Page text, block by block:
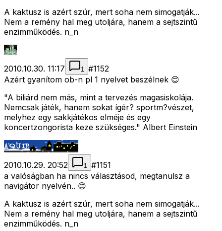
A kaktusz is azért szúr, mert soha nem simogatják...
Nem a remény hal meg utoljára, hanem a sejtszintű
enzimműködés. n_n
2010.10.30. 11:17 1 #1152
Azért gyanítom ob-n pl 1 nyelvet beszélnek 😊
"A biliárd nem más, mint a tervezés magasiskolája.
Nemcsak játék, hanem sokat ígér? sportm?vészet,
melyhez egy sakkjátékos elméje és egy
koncertzongorista keze szükséges." Albert Einstein
2010.10.29. 20:52 1 #1151
a valóságban ha nincs választásod, megtanulsz a
navigátor nyelvén.. 😊
A kaktusz is azért szúr, mert soha nem simogatják...
Nem a remény hal meg utoljára, hanem a sejtszintű
enzimműködés. n_n